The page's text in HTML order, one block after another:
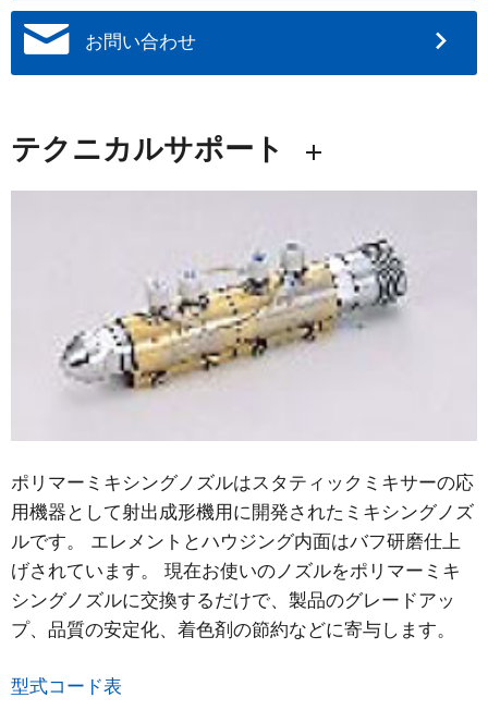
お問い合わせ
テクニカルサポート
ポリマーミキシングノズルはスタティックミキサーの応
用機器として射出成形機用に開発されたミキシングノズ
ルです。 エレメントとハウジング内面はバフ研磨仕上
げされています。 現在お使いのノズルをポリマーミキ
シングノズルに交換するだけで、製品のグレードアッ
プ、品質の安定化、着色剤の節約などに寄与します。
型式コード表